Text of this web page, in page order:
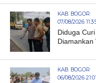
KAB. BOGOR
07/08/2026
Diduga
Diamankan
KAB. BOGOR
06/08/2026 21:01